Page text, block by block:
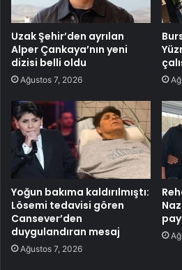
Uzak Şehir’den ayrılan
Alper Çankaya’nın yeni
dizisi belli oldu
Ağustos 7, 2026
Yoğun bakıma kaldırılmıştı:
Lösemi tedavisi gören
Cansever’den
duygulandıran mesaj
Ağustos 7, 2026